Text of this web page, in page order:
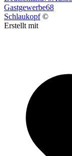
Gastgewerbe68
Schlaukopf ©
Erstellt mit